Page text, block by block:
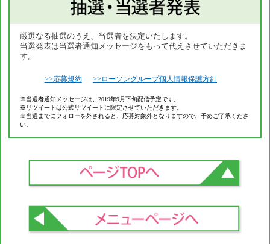
厳選なる抽選のうえ、当選者を決定いたします。
当選発表は当選者通知メッセージをもって代えさせていただきま
す。
>>応募規約 >>ローソングループ個人情報保護方針
※当選者通知メッセージは、2019年9月下旬配信予定です。
※リツイートは公式リツイートに限定させていただきます。
※当選までにフォローを外されると、応募対象外となりますので、予めご了承くださ
い。